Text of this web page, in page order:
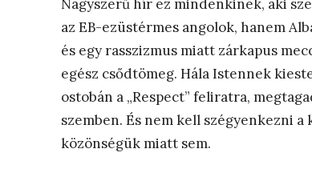
Nagyszerű hír ez mindenkinek, aki
az EB-ezüstérmes angolok, hanem
és egy rasszizmus miatt zárkapus
egész csődtömeg. Hála Istennek
ostobán a „Respect” feliratra,
szemben. És nem kell szégyenkezni
közönségük miatt sem.